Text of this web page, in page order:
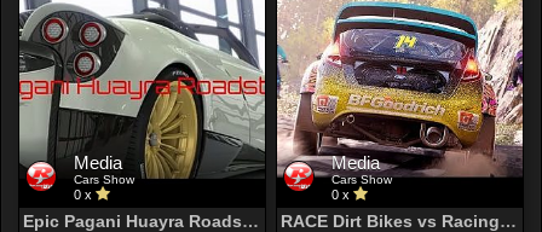
Media
Cars Show
0 x
Epic Pagani Huayra Roadster | 2019
Media
Cars Show
0 x
RACE Dirt Bikes vs Racing Ford Fiesta GRC | Forza Horizon 4